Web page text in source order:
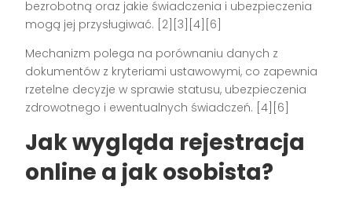
bezrobotną oraz jakie świadczenia i ubezpieczenia
mogą jej przysługiwać. [2][3][4][6]
Mechanizm polega na porównaniu danych z
dokumentów z kryteriami ustawowymi, co zapewnia
rzetelne decyzje w sprawie statusu, ubezpieczenia
zdrowotnego i ewentualnych świadczeń. [4][6]
Jak wygląda rejestracja
online a jak osobista?